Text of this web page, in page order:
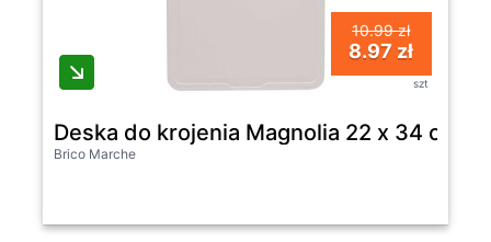
10.99 zł
8.97 zł
szt
Deska do krojenia Magnolia 22 x 34 cm
Brico Marche